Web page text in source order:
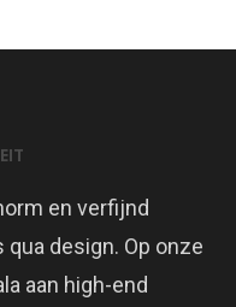
en verfijnd
design. Op onze
aan high-end